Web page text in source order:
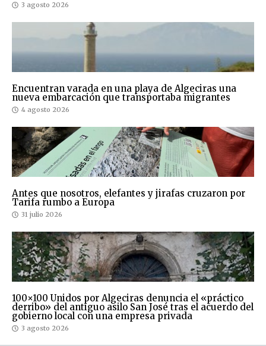
3 agosto 2026
Encuentran varada en una playa de Algeciras una
nueva embarcación que transportaba migrantes
4 agosto 2026
Antes que nosotros, elefantes y jirafas cruzaron por
Tarifa rumbo a Europa
31 julio 2026
100×100 Unidos por Algeciras denuncia el «práctico
derribo» del antiguo asilo San José tras el acuerdo del
gobierno local con una empresa privada
3 agosto 2026